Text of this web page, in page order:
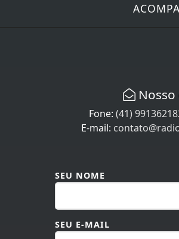
Fone: (41)
E-mail:
SEU NOME
SEU E-MAIL